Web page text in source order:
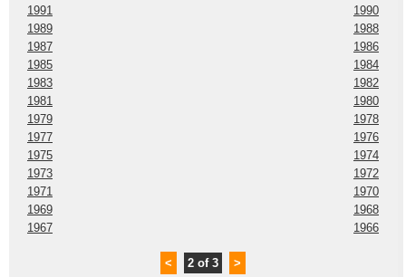
1991
1990
1989
1988
1987
1986
1985
1984
1983
1982
1981
1980
1979
1978
1977
1976
1975
1974
1973
1972
1971
1970
1969
1968
1967
1966
< 2 of 3 >